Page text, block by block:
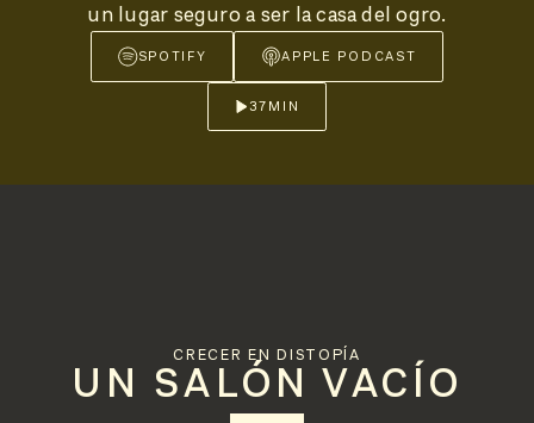
un lugar seguro a ser la casa del ogro.
SPOTIFY APPLE PODCAST
37 MIN
CRECER EN DISTOPÍA
UN SALÓN VACÍO